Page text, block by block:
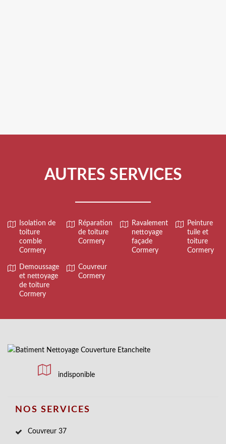
AUTRES SERVICES
Isolation de
toiture
comble
Cormery
Réparation
de toiture
Cormery
Ravalement
nettoyage
façade
Cormery
Peinture
tuile et
toiture
Cormery
Demoussage
et nettoyage
de toiture
Cormery
Couvreur
Cormery
indisponible
NOS SERVICES
Couvreur 37